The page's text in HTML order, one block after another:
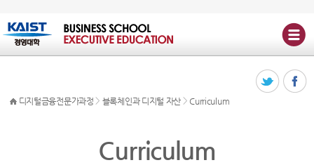
디지털금융전문가과정 > 블록체인과 디지털 자산 > Curriculum
Curriculum